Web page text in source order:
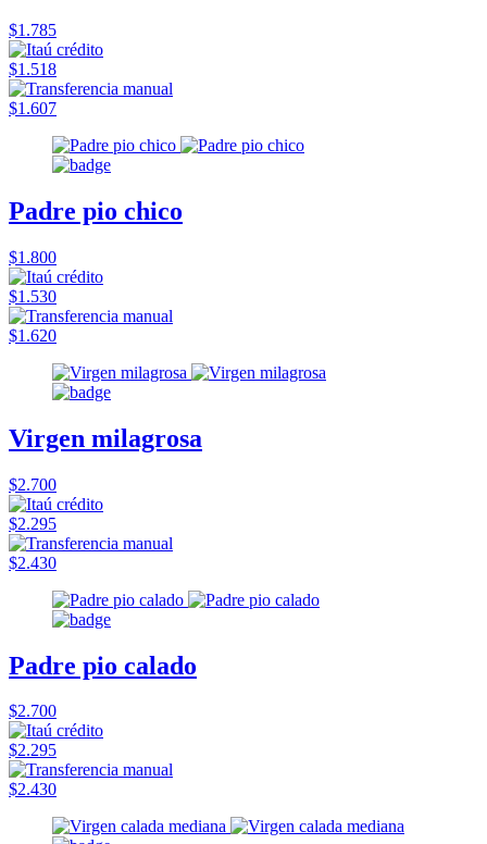
$1.785
$1.518
$1.607
Padre pio chico
$1.800
$1.530
$1.620
Virgen milagrosa
$2.700
$2.295
$2.430
Padre pio calado
$2.700
$2.295
$2.430